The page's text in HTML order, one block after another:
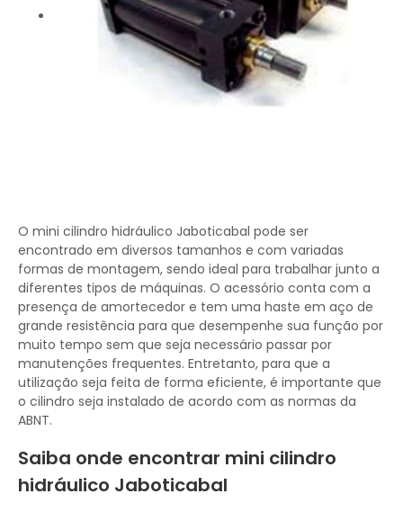
O mini cilindro hidráulico Jaboticabal pode ser
encontrado em diversos tamanhos e com variadas
formas de montagem, sendo ideal para trabalhar junto a
diferentes tipos de máquinas. O acessório conta com a
presença de amortecedor e tem uma haste em aço de
grande resistência para que desempenhe sua função por
muito tempo sem que seja necessário passar por
manutenções frequentes. Entretanto, para que a
utilização seja feita de forma eficiente, é importante que
o cilindro seja instalado de acordo com as normas da
ABNT.
Saiba onde encontrar mini cilindro
hidráulico Jaboticabal